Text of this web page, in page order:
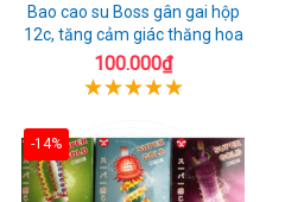
Bao cao su Boss gân gai hộp
12c, tăng cảm giác thăng hoa
100.000₫
-14%